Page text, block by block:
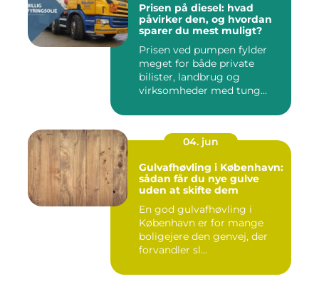
Prisen på diesel: hvad
påvirker den, og hvordan
sparer du mest muligt?
Prisen ved pumpen fylder
meget for både private
bilister, landbrug og
virksomheder med tung
04. jun
Gulvafhøvling i København:
sådan får du nye gulve
uden at skifte dem
En god gulvafhøvling i
København er for mange
boligejere den genvej, der
forvandler sl...